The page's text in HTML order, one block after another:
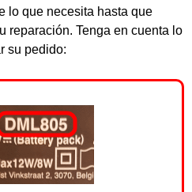
lo que necesita hasta que
reparación. Tenga en cuenta lo
su pedido: